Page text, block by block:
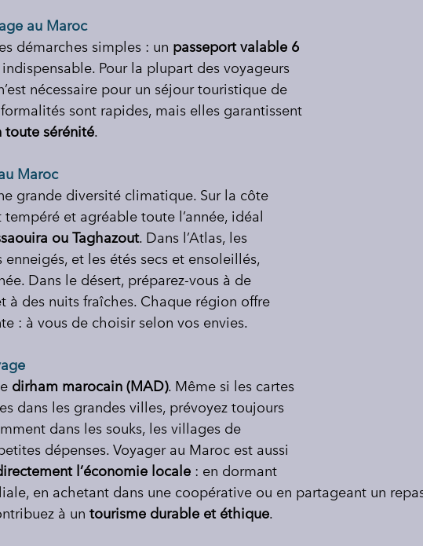
au Maroc
démarches simples : un passeport valable 6
indispensable. Pour la plupart des voyageurs
nécessaire pour un séjour touristique de
sont rapides, mais elles garantissent
toute sérénité.
Maroc
grande diversité climatique. Sur la côte
et agréable toute l’année, idéal
ou Taghazout. Dans l’Atlas, les
et les étés secs et ensoleillés,
Dans le désert, préparez-vous à de
à des nuits fraîches. Chaque région offre
: à vous de choisir selon vos envies.
dirham marocain (MAD). Même si les cartes
dans les grandes villes, prévoyez toujours
dans les souks, les villages de
dépenses. Voyager au Maroc est aussi
l’économie locale : en dormant
en achetant dans une coopérative ou en partageant un
à un tourisme durable et éthique.